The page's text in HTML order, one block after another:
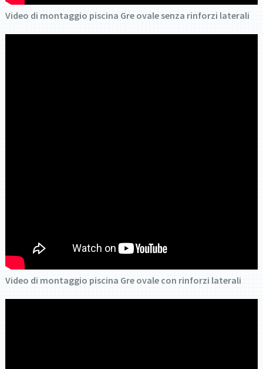
Video di montaggio piscina Gre ovale senza rinforzi laterali
Video di montaggio piscina Gre ovale con rinforzi laterali